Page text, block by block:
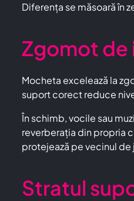
Diferența se măsoară în
Zgomot de
Mocheta excelează la
suport corect reduce
În schimb, vocile sau
reverberația din propria
protejează pe vecinul
Stratul